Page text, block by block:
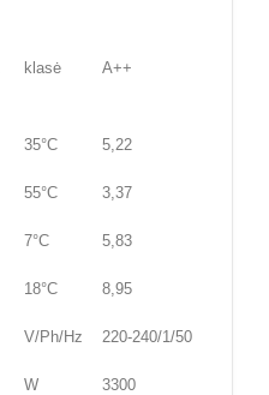
klasė A++
35°C 5,22
55°C 3,37
7°C 5,83
18°C 8,95
V/Ph/Hz 220-240/1/50
W 3300